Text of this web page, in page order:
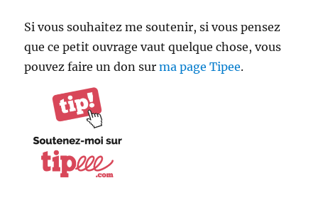
Si vous souhaitez me soutenir, si vous pensez
que ce petit ouvrage vaut quelque chose, vous
pouvez faire un don surma page Tipee.